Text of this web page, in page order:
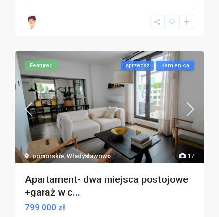
17
pomorskie,Władysławowo
Featured sprzedaż Kamienica
Apartament- dwa miejsca postojowe
+garaż w c...
799 000 zł